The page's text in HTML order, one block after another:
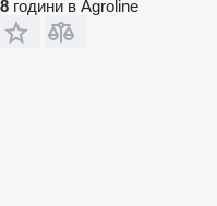
8 години в Agroline